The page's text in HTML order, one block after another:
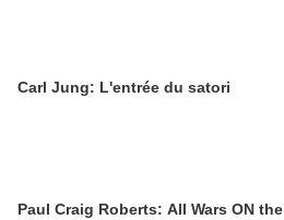
Carl Jung: L'entrée du satori
Paul Craig Roberts: All Wars ON the